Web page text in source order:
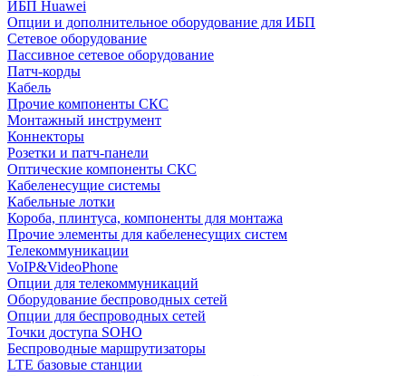
ИБП Huawei
Опции и дополнительное оборудование для ИБП
Сетевое оборудование
Пассивное сетевое оборудование
Патч-корды
Кабель
Прочие компоненты СКС
Монтажный инструмент
Коннекторы
Розетки и патч-панели
Оптические компоненты СКС
Кабеленесущие системы
Кабельные лотки
Короба, плинтуса, компоненты для монтажа
Прочие элементы для кабеленесущих систем
Телекоммуникации
VoIP&VideoPhone
Опции для телекоммуникаций
Оборудование беспроводных сетей
Опции для беспроводных сетей
Точки доступа SOHO
Беспроводные маршрутизаторы
LTE базовые станции